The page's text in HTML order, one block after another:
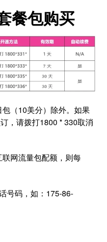
餐包购买
（10美分）除外。如果
，请拨打1800 * 330取消
网流量包配额，则每
号码，如：175-86-